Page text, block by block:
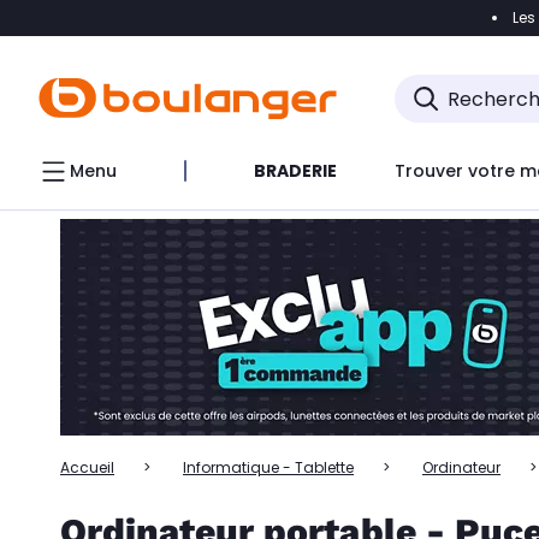
Accéder
Accéder directement au chatbot
Menu BRADERIE Trouver votre
Accueil Informatique - Tablette Ordinateur